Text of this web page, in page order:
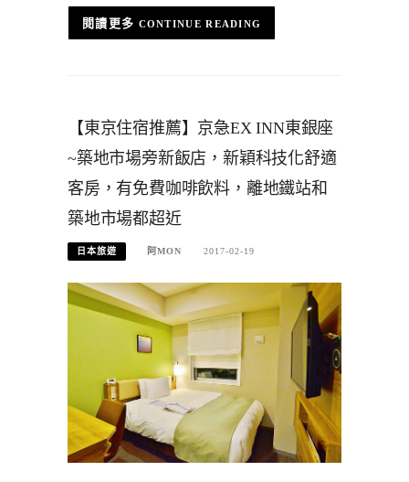
CONTINUE READING
【東京住宿推薦】京急EX INN東銀座
~築地市場旁新飯店，新穎科技化舒適
客房，有免費咖啡飲料，離地鐵站和
築地市場都超近
日本旅遊 阿MON 2017-02-19